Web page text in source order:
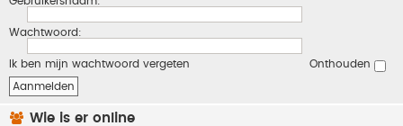
Wachtwoord:
Ik ben mijn wachtwoord vergeten Onthouden
Wie is er online